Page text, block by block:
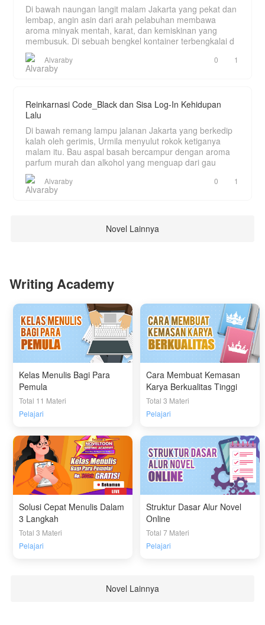
Di bawah naungan langit malam Jakarta yang pekat dan
lembap, angin asin dari arah pelabuhan membawa
aroma minyak mentah, karat, dan kemiskinan yang
membusuk. Di sebuah bengkel kontainer terbengkalai d
Alvaraby 0 1
Reinkarnasi Code_Black dan Sisa Log-In Kehidupan
Lalu
Di bawah remang lampu jalanan Jakarta yang berkedip
kalah oleh gerimis, Urmila menyulut rokok ketiganya
malam itu. Bau aspal basah bercampur dengan aroma
parfum murah dan alkohol yang menguap dari gau
Alvaraby 0 1
Novel Lainnya
Writing Academy
Kelas Menulis Bagi Para
Pemula
Total 11 Materi
Pelajari
Cara Membuat Kemasan
Karya Berkualitas Tinggi
Total 3 Materi
Pelajari
Solusi Cepat Menulis Dalam
3 Langkah
Total 3 Materi
Pelajari
Struktur Dasar Alur Novel
Online
Total 7 Materi
Pelajari
Novel Lainnya